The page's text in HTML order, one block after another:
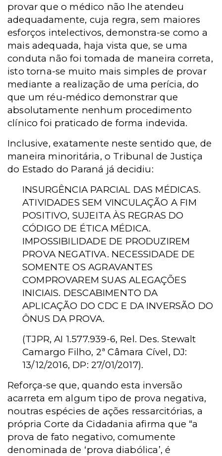
provar que o médico não lhe atendeu
adequadamente, cuja regra, sem maiores
esforços intelectivos, demonstra-se como a
mais adequada, haja vista que, se uma
conduta não foi tomada de maneira correta,
isto torna-se muito mais simples de provar
mediante a realização de uma perícia, do
que um réu-médico demonstrar que
absolutamente nenhum procedimento
clínico foi praticado de forma indevida.
Inclusive, exatamente neste sentido que, de
maneira minoritária, o Tribunal de Justiça
do Estado do Paraná já decidiu:
INSURGÊNCIA PARCIAL DAS MÉDICAS.
ATIVIDADES SEM VINCULAÇÃO A FIM
POSITIVO, SUJEITA ÀS REGRAS DO
CÓDIGO DE ÉTICA MÉDICA.
IMPOSSIBILIDADE DE PRODUZIREM
PROVA NEGATIVA. NECESSIDADE DE
SOMENTE OS AGRAVANTES
COMPROVAREM SUAS ALEGAÇÕES
INICIAIS. DESCABIMENTO DA
APLICAÇÃO DO CDC E DA INVERSÃO DO
ÔNUS DA PROVA.
(TJPR, AI 1.577.939-6, Rel. Des. Stewalt
Camargo Filho, 2ª Câmara Cível, DJ:
13/12/2016, DP: 27/01/2017).
Reforça-se que, quando esta inversão
acarreta em algum tipo de prova negativa,
noutras espécies de ações ressarcitórias, a
própria Corte da Cidadania afirma que “a
prova de fato negativo, comumente
denominada de ‘prova diabólica’, é